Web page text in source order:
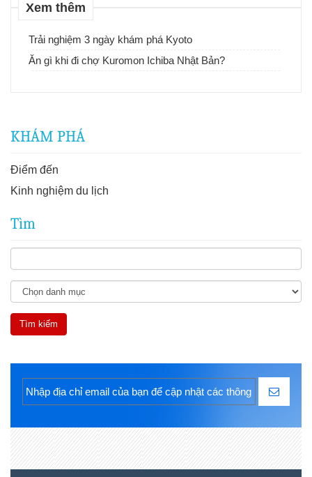
Xem thêm
Trải nghiệm 3 ngày khám phá Kyoto
Ăn gì khi đi chợ Kuromon Ichiba Nhật Bản?
KHÁM PHÁ
Điểm đến
Kinh nghiệm du lịch
Tìm